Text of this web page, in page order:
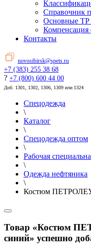
Справочник
Основные
Компенсация
Контакты
novosibirsk@spets.ru
+7 (383) 255 38 68
? +7 (800) 600 44 00
Доб. 1301, 1302, 1306, 1309 или 1324
Спецодежда
\
Каталог
\
Спецодежда оптом
\
Рабочая
\
Одежда нефтяника
\
Костюм
Товар «Костюм
синий» успешно